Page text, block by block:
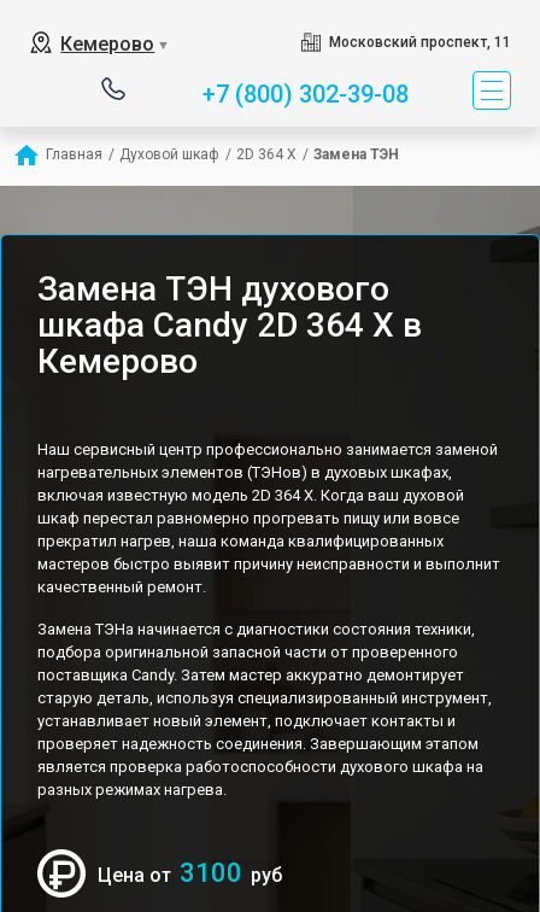
Кемерово ▼ Московский проспект, 11
+7 (800) 302-39-08
Главная / Духовой шкаф / 2D 364 X / Замена ТЭН
Замена ТЭН духового
шкафа Candy 2D 364 X в
Кемерово
Наш сервисный центр профессионально занимается заменой
нагревательных элементов (ТЭНов) в духовых шкафах,
включая известную модель 2D 364 X. Когда ваш духовой
шкаф перестал равномерно прогревать пищу или вовсе
прекратил нагрев, наша команда квалифицированных
мастеров быстро выявит причину неисправности и выполнит
качественный ремонт.
Замена ТЭНа начинается с диагностики состояния техники,
подбора оригинальной запасной части от проверенного
поставщика Candy. Затем мастер аккуратно демонтирует
старую деталь, используя специализированный инструмент,
устанавливает новый элемент, подключает контакты и
проверяет надежность соединения. Завершающим этапом
является проверка работоспособности духового шкафа на
разных режимах нагрева.
Цена от 3100 руб